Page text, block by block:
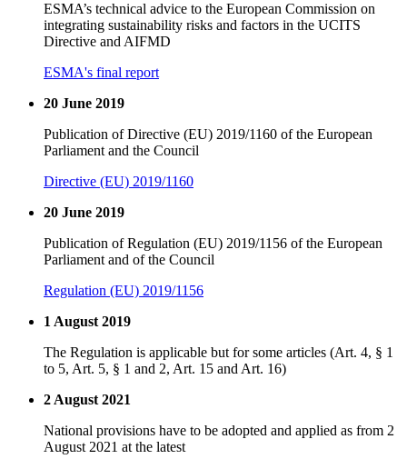
ESMA’s technical advice to the European Commission on
integrating sustainability risks and factors in the UCITS
Directive and AIFMD
ESMA's final report
20 June 2019
Publication of Directive (EU) 2019/1160 of the European
Parliament and the Council
Directive (EU) 2019/1160
20 June 2019
Publication of Regulation (EU) 2019/1156 of the European
Parliament and of the Council
Regulation (EU) 2019/1156
1 August 2019
The Regulation is applicable but for some articles (Art. 4, § 1
to 5, Art. 5, § 1 and 2, Art. 15 and Art. 16)
2 August 2021
National provisions have to be adopted and applied as from 2
August 2021 at the latest